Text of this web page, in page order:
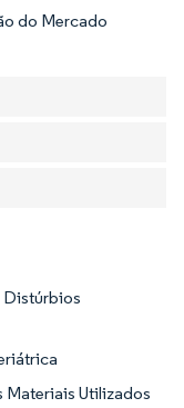
do Mercado
Distúrbios
Materiais Utilizados